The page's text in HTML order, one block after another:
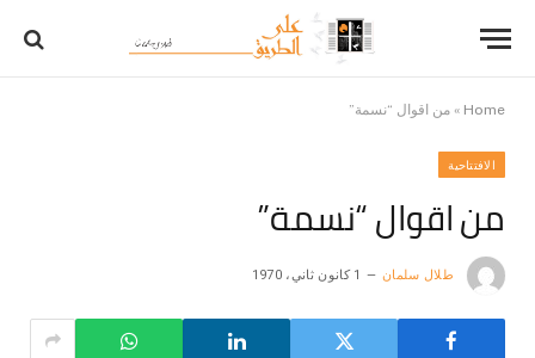
Home
» من اقوال “نسمة”
الافتتاحية
من اقوال “نسمة”
طلال سلمان 1 كانون ثاني، 1970